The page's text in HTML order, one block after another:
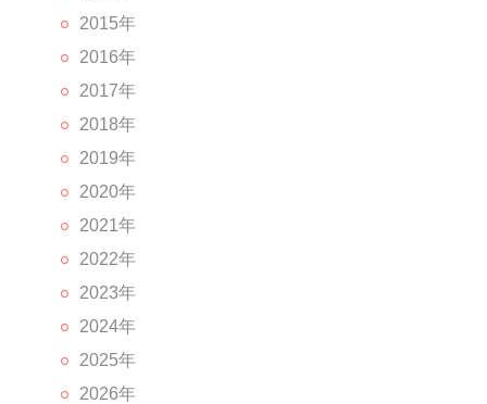
2015年
2016年
2017年
2018年
2019年
2020年
2021年
2022年
2023年
2024年
2025年
2026年